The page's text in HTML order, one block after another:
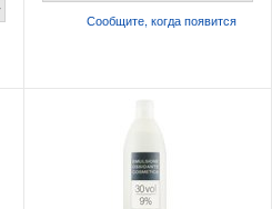
Сообщите, когдапоявится